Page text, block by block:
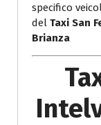
specifico
del Taxi San
Brianza